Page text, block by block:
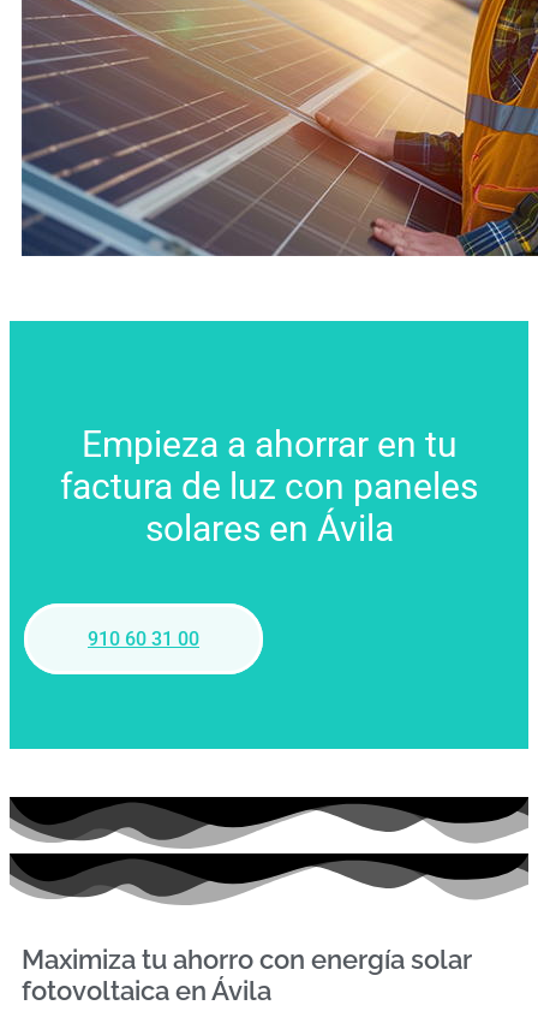
Empieza a ahorrar en tu
factura de luz con paneles
solares en Ávila
910 60 31 00
Maximiza tu ahorro con energía solar
fotovoltaica en Ávila